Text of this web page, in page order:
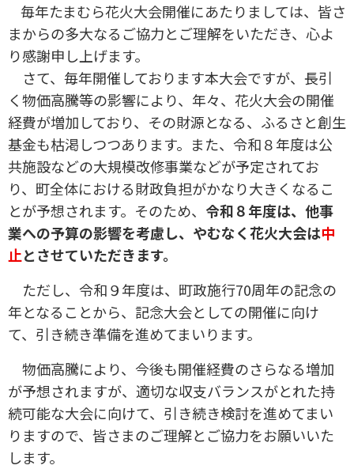
毎年たまむら花火大会開催にあたりましては、皆さ
まからの多大なるご協力とご理解をいただき、心よ
り感謝申し上げます。
さて、毎年開催しております本大会ですが、長引
く物価高騰等の影響により、年々、花火大会の開催
経費が増加しており、その財源となる、ふるさと創生
基金も枯渇しつつあります。また、令和８年度は公
共施設などの大規模改修事業などが予定されてお
り、町全体における財政負担がかなり大きくなるこ
とが予想されます。そのため、 令和８年度は、他事
業への予算の影響を考慮し、やむなく花火大会は中
止とさせていただきます。
ただし、令和９年度は、町政施行70周年の記念の
年となることから、記念大会としての開催に向け
て、引き続き準備を進めてまいります。
物価高騰により、今後も開催経費のさらなる増加
が予想されますが、適切な収支バランスがとれた持
続可能な大会に向けて、引き続き検討を進めてまい
りますので、皆さまのご理解とご協力をお願いいた
します。